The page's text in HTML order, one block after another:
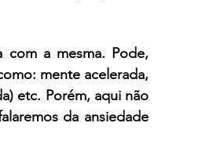
a mesma. Pode,
mente acelerada,
etc. Porém, aqui não
da ansiedade